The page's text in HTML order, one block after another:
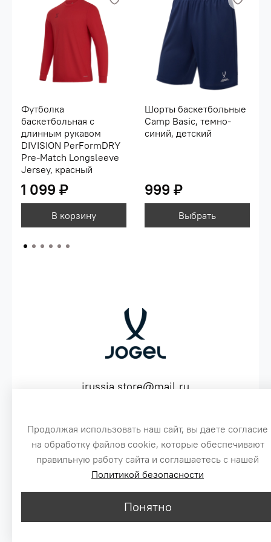
Футболка
баскетбольная с
длинным рукавом
DIVISION PerFormDRY
Pre-Match Longsleeve
Jersey, красный
1 099 ₽
В корзину
Шорты баскетбольные
Camp Basic, темно-
синий, детский
999 ₽
Выбрать
jrussia.store@mail.ru
Сайт создан специально по заказу, для оптовых продаж бренда Jogel
© 2016-2026
Продолжая использовать наш сайт, вы даете согласие
на обработку файлов cookie, которые обеспечивают
правильную работу сайта и соглашаетесь с нашей
Политикой безопасности
Понятно
3